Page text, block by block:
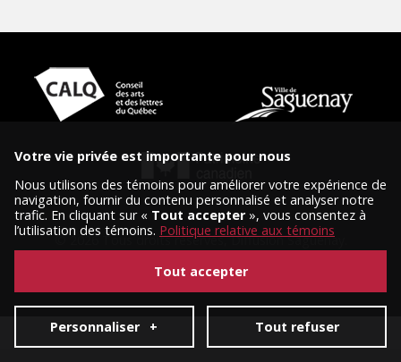
© 2026 Tous droits réservés, Diffusion Saguenay.
Conception et réalisation :Nubee|Mes préférences cookies
Votre vie privée est importante pour nous
Nous utilisons des témoins pour améliorer votre expérience de
navigation, fournir du contenu personnalisé et analyser notre
trafic. En cliquant sur « Tout accepter», vous consentez à
l’utilisation des témoins. Politique relative aux témoins
Personnaliser + Tout refuser
Tout accepter